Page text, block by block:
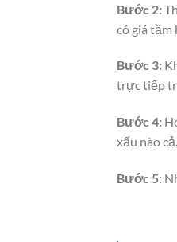
Bước 2:
có giá tầm
Bước 3:
trực tiếp
Bước 4:
xấu nào
Bước 5: